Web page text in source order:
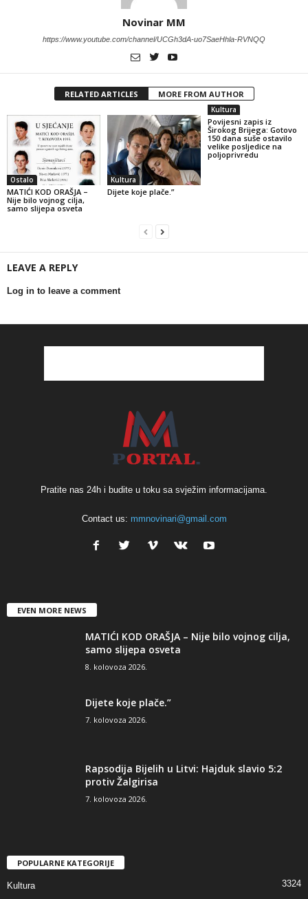
Novinar MM
https://www.youtube.com/channel/UCGh3dA-uo7SaeHhla-RVNQQ
RELATED ARTICLES MORE FROM AUTHOR
Ostalo
MATIĆI KOD ORAŠJA –
Nije bilo vojnog cilja,
samo slijepa osveta
Kultura
Dijete koje plače.”
Kultura
Povijesni zapis iz
Širokog Brijega: Gotovo
150 dana suše ostavilo
velike posljedice na
poljoprivredu
LEAVE A REPLY
Log in to leave a comment
Pratite nas 24h i budite u toku sa svježim informacijama.
Contact us: mmnovinari@gmail.com
EVEN MORE NEWS
MATIĆI KOD ORAŠJA – Nije bilo vojnog cilja,
samo slijepa osveta
8. kolovoza 2026.
Dijete koje plače.”
7. kolovoza 2026.
Rapsodija Bijelih u Litvi: Hajduk slavio 5:2
protiv Žalgirisa
7. kolovoza 2026.
POPULARNE KATEGORIJE
Kultura
3324